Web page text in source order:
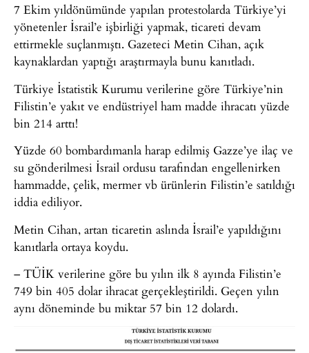
7 Ekim yıldönümünde yapılan protestolarda Türkiye’yi
yönetenler İsrail’e işbirliği yapmak, ticareti devam
ettirmekle suçlanmıştı. Gazeteci Metin Cihan, açık
kaynaklardan yaptığı araştırmayla bunu kanıtladı.
Türkiye İstatistik Kurumu verilerine göre Türkiye’nin
Filistin’e yakıt ve endüstriyel ham madde ihracatı yüzde
bin 214 arttı!
Yüzde 60 bombardımanla harap edilmiş Gazze’ye ilaç ve
su gönderilmesi İsrail ordusu tarafından engellenirken
hammadde, çelik, mermer vb ürünlerin Filistin’e satıldığı
iddia ediliyor.
Metin Cihan, artan ticaretin aslında İsrail’e yapıldığını
kanıtlarla ortaya koydu.
– TÜİK verilerine göre bu yılın ilk 8 ayında Filistin’e
749 bin 405 dolar ihracat gerçekleştirildi. Geçen yılın
aynı döneminde bu miktar 57 bin 12 dolardı.